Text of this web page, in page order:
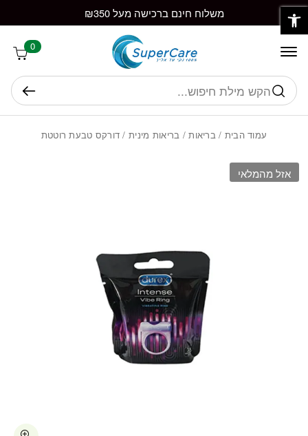
Skip to Content משלוח חינם ברכישה מעל ₪350
0
חיפוש
עמוד הבית / בריאות/ בריאות מינית/ דורקס טבעת רוטטת
אזל מהמלאי
בחזרה למעלה
פתח סרגל נגישות